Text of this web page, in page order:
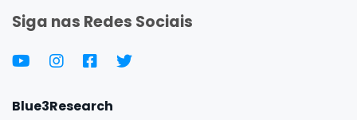
Siga nas Redes Sociais
Blue3Research